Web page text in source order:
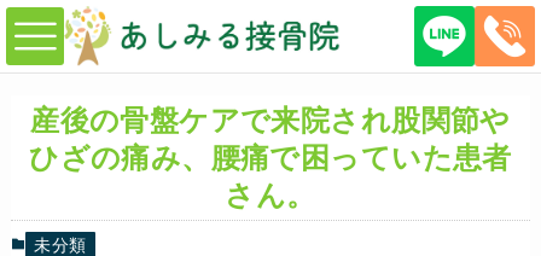
産後の骨盤ケアで来院され股関節や
ひざの痛み、腰痛で困っていた患者
さん。
未分類